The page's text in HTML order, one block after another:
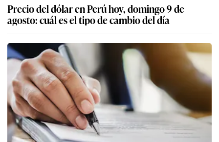
Precio del dólar en Perú hoy, domingo 9 de
agosto: cuál es el tipo de cambio del día